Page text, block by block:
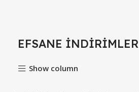
EFSANE İNDİRİMLER
Show column